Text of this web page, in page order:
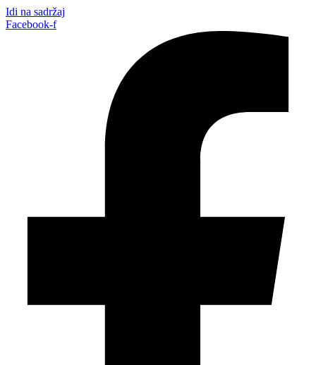
Idi na sadržaj
Facebook-f